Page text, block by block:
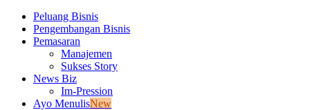
Peluang Bisnis
Pengembangan Bisnis
Pemasaran
Manajemen
Sukses Story
News Biz
Im-Pression
Ayo MenulisNew